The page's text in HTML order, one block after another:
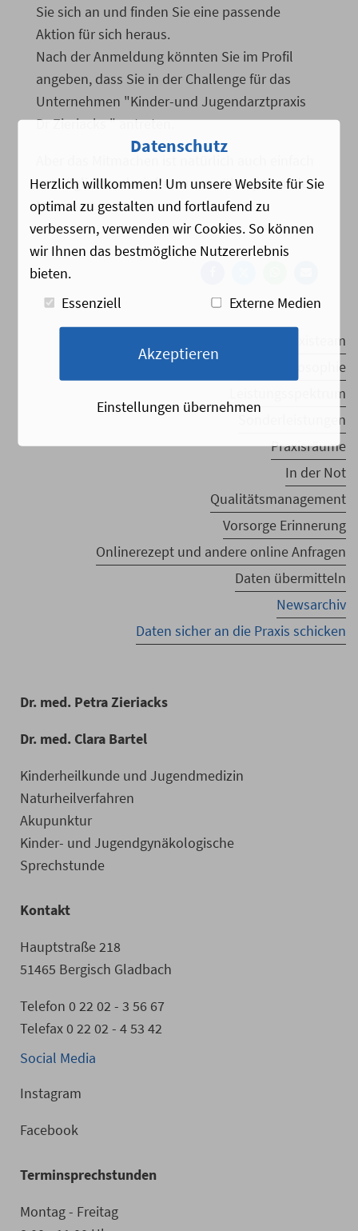
Sie sich an und finden Sie eine passende
Aktion für sich heraus.
Nach der Anmeldung könnten Sie im Profil
angeben, dass Sie in der Challenge für das
Unternehmen "Kinder-und Jugendarztpraxis
Dr Zieriacks " antreten.
so möglich und wir freuen uns über jeden, der
teilnimmt.
Auf
Facebook
Auf
Twitter
Auf
Praxisteam
Praxisphilosophie
Leistungsspektrum
Sonderleistungen
Praxisräume
In der Not
Qualitätsmanagement
Vorsorge Erinnerung
Onlinerezept und andere online Anfragen
Daten übermitteln
Newsarchiv
Daten sicher an die Praxis schicken
Dr. med. Petra Zieriacks
Dr. med. Clara Bartel
Kinderheilkunde und Jugendmedizin
Naturheilverfahren
Akupunktur
Kinder- und Jugendgynäkologische
Sprechstunde
Kontakt
Hauptstraße 218
51465 Bergisch Gladbach
Telefon 0 22 02 - 3 56 67
Telefax 0 22 02 - 4 53 42
Social Media
Instagram
Facebook
Terminsprechstunden
Montag - Freitag
Datenschutz
Herzlich willkommen! Um unsere Website für Sie
optimal zu gestalten und fortlaufend zu
verbessern, verwenden wir Cookies. So können
wir Ihnen das bestmögliche Nutzererlebnis
bieten.
Essenziell
Externe Medien
Akzeptieren
Einstellungen übernehmen